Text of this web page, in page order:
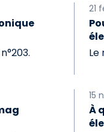
21
Le
15
À